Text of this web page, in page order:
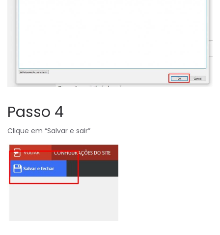
Passo 4
Clique em “Salvar e sair”